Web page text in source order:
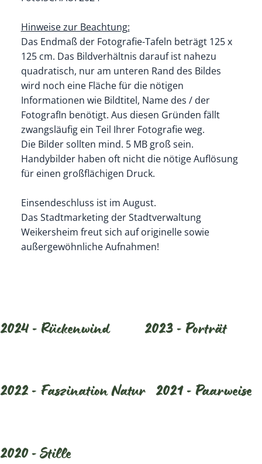
Hinweise zur Beachtung:
Das Endmaß der Fotografie-Tafeln beträgt 125 x
125 cm. Das Bildverhältnis darauf ist nahezu
quadratisch, nur am unteren Rand des Bildes
wird noch eine Fläche für die nötigen
Informationen wie Bildtitel, Name des / der
FotografIn benötigt. Aus diesen Gründen fällt
zwangsläufig ein Teil Ihrer Fotografie weg.
Die Bilder sollten mind. 5 MB groß sein.
Handybilder haben oft nicht die nötige Auflösung
für einen großflächigen Druck.
Einsendeschluss ist im August.
Das Stadtmarketing der Stadtverwaltung
Weikersheim freut sich auf originelle sowie
außergewöhnliche Aufnahmen!
2024 - Rückenwind 2023 - Porträt
2022 - Faszination Natur 2021 - Paarweise
2020 - Stille